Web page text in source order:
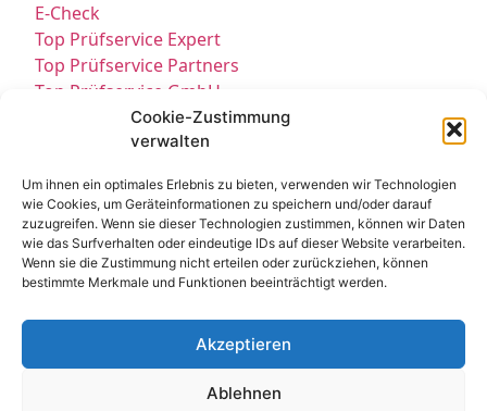
Cookie-Zustimmung
verwalten
Um ihnen ein optimales Erlebnis zu bieten, verwenden wir Technologien
wie Cookies, um Geräteinformationen zu speichern und/oder darauf
zuzugreifen. Wenn sie dieser Technologien zustimmen, können wir Daten
wie das Surfverhalten oder eindeutige IDs auf dieser Website verarbeiten.
Wenn sie die Zustimmung nicht erteilen oder zurückziehen, können
bestimmte Merkmale und Funktionen beeinträchtigt werden.
Akzeptieren
Ablehnen
E-Check
Top Prüfservice Expert
Top Prüfservice Partners
Top Prüfservice GmbH
Prüfung DGUV3 GmbH
Sicherheitsprüfungen Partners
Prüfung E-Check Expert
Prüfung elektrischer Anlagen